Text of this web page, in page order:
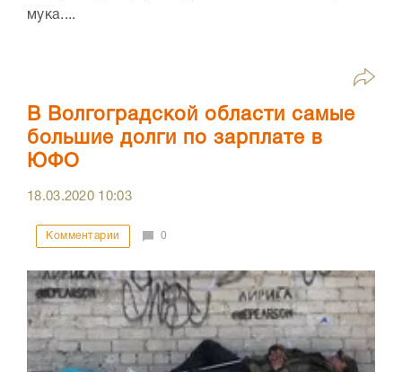
мука....
В Волгоградской области самые
большие долги по зарплате в
ЮФО
18.03.2020 10:03
Комментарии 0